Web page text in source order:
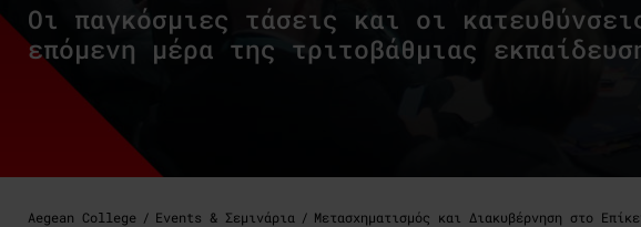
Οι παγκόσμιες τάσεις και οι
επόμενη μέρα της τριτοβάθμιας
Aegean College Events & Σεμινάρια Μετασχηματισμός και Διακυβέρνηση στο